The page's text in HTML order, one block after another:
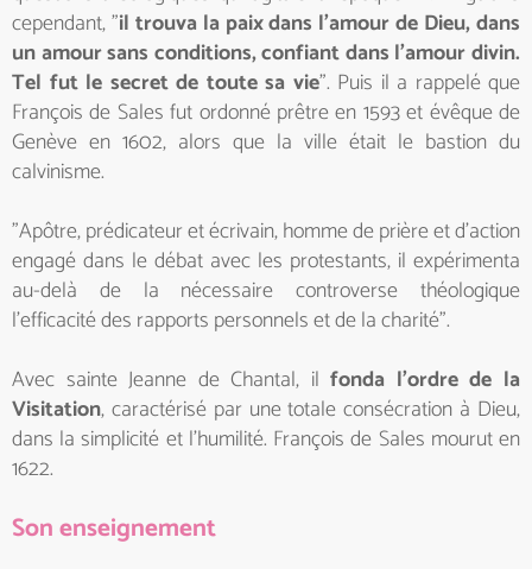
cependant, "il trouva la paix dans l'amour de Dieu, dans
un amour sans conditions, confiant dans l'amour divin.
Tel fut le secret de toute sa vie". Puis il a rappelé que
François de Sales fut ordonné prêtre en 1593 et évêque de
Genève en 1602, alors que la ville était le bastion du
calvinisme.
"Apôtre, prédicateur et écrivain, homme de prière et d'action
engagé dans le débat avec les protestants, il expérimenta
au-delà de la nécessaire controverse théologique
l'efficacité des rapports personnels et de la charité".
Avec sainte Jeanne de Chantal, ilfonda l'ordre de la
Visitation, caractérisé par une totale consécration à Dieu,
dans la simplicité et l'humilité. François de Sales mourut en
1622.
Son enseignement